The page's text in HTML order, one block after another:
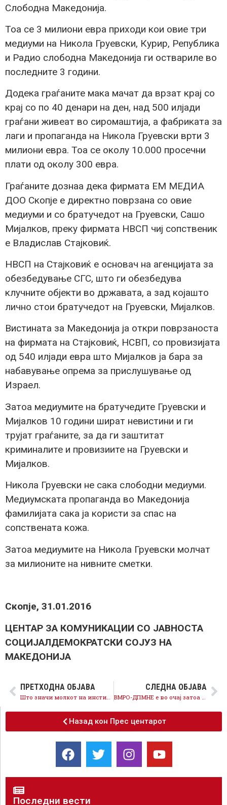
Слободна Македонија.
Тоа се 3 милиони евра приходи кои овие три
медиуми на Никола Груевски, Курир, Република
и Радио слободна Македонија ги оствариле во
последните 3 години.
Додека граѓаните мака мачат да врзат крај со
крај со по 40 денари на ден, над 500 илјади
граѓани живеат во сиромаштија, а фабриката за
лаги и пропаганда на Никола Груевски врти 3
милиони евра. Тоа се околу 10.000 просечни
плати од околу 300 евра.
Граѓаните дознаа дека фирмата ЕМ МЕДИА
ДОО Скопје е директно поврзана со овие
медиуми и со братучедот на Груевски, Сашо
Мијалков, преку фирмата НВСП чиј сопственик
е Владислав Стајковиќ.
НВСП на Стајковиќ е основач на агенцијата за
обезбедување СГС, што ги обезбедува
клучните објекти во државата, а зад којашто
лично стои братучедот на Груевски, Мијалков.
Вистината за Македонија ја откри поврзаноста
на фирмата на Стајковиќ, НСВП, со провизијата
од 540 илјади евра што Мијалков ја бара за
набавување опрема за прислушување од
Израел.
Затоа медиумите на братучедите Груевски и
Мијалков 10 години шират невистини и ги
трујат граѓаните, за да ги заштитат
криминалите и провизиите на Груевски и
Мијалков.
Никола Груевски не сака слободни медиуми.
Медиумската пропаганда во Македонија
фамилијата сака ја користи за спас на
сопствената кожа.
Затоа медиумите на Никола Груевски молчат
за милионите на нивните сметки.
Скопје, 31.01.2016
ЦЕНТАР ЗА КОМУНИКАЦИИ СО ЈАВНОСТА
СОЦИЈАЛДЕМОКРАТСКИ СОЈУЗ НА
МАКЕДОНИЈА
ПРЕТХОДНА ОБЈАВА
Што значи молкот на институциите за милионите на медиумските курири?
СЛЕДНА ОБЈАВА
ВМРО-ДПМНЕ е во очај затоа што не може да го крие криминалот
Назад кон Прес центарот
Последни вести